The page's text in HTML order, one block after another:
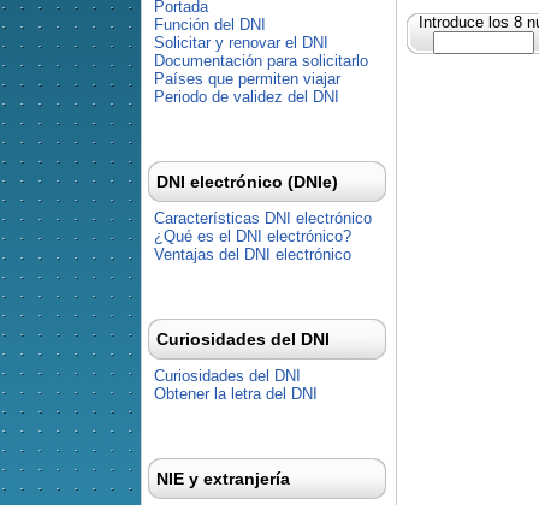
Introduce los 8
Portada
Función del DNI
Solicitar y renovar el DNI
Documentación para solicitarlo
Países que permiten viajar
Periodo de validez del DNI
DNI electrónico (DNIe)
Características DNI electrónico
¿Qué es el DNI electrónico?
Ventajas del DNI electrónico
Curiosidades del DNI
Curiosidades del DNI
Obtener la letra del DNI
NIE y extranjería